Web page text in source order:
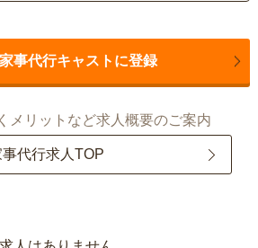
事代行キャストに登録
メリットなど求人概要のご案内
事代行求人TOP